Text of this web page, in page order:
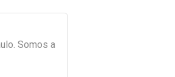
Somos a